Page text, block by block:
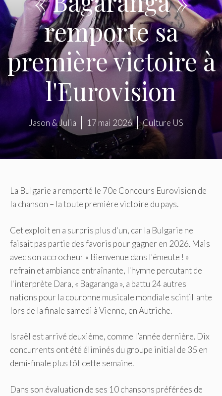
remporte sa
première victoire à
l'Eurovision
Jason & Julia 17 mai 2026 Culture US
La Bulgarie a remporté le 70e Concours Eurovision de
la chanson – la toute première victoire du pays.
Cet exploit en a surpris plus d'un, car la Bulgarie ne
faisait pas partie des favoris pour gagner en 2026. Mais
avec son accrocheur « Bienvenue dans l'émeute ! »
refrain et ambiance entraînante, l'hymne percutant de
l'interprète Dara, « Bagaranga », a battu 24 autres
nations pour la couronne musicale mondiale scintillante
lors de la finale samedi à Vienne, en Autriche.
Israël est arrivé deuxième, comme l’année dernière. Dix
concurrents ont été éliminés du groupe initial de 35 en
demi-finale plus tôt cette semaine.
Dans son évaluation de ses 10 chansons préférées de